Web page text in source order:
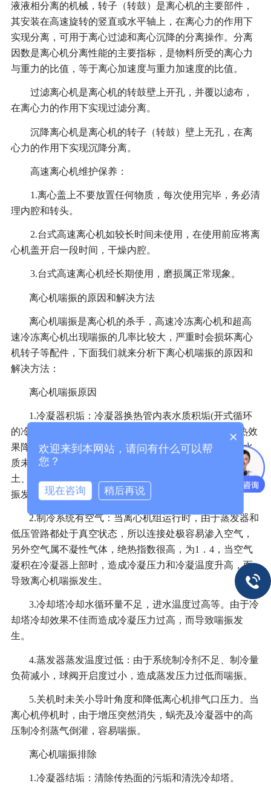
液液相分离的机械，转子（转鼓）是离心机的主要部件，
其安装在高速旋转的竖直或水平轴上，在离心力的作用下
实现分离，可用于离心过滤和离心沉降的分离操作。分离
因数是离心机分离性能的主要指标，是物料所受的离心力
与重力的比值，等于离心加速度与重力加速度的比值。
过滤离心机是离心机的转鼓壁上开孔，并覆以滤布，
在离心力的作用下实现过滤分离。
沉降离心机是离心机的转子（转鼓）壁上无孔，在离
心力的作用下实现沉降分离。
高速离心机维护保养：
1.离心盖上不要放置任何物质，每次使用完毕，务必清
理内腔和转头。
2.台式高速离心机如较长时间未使用，在使用前应将离
心机盖开启一段时间，干燥内腔。
3.台式高速离心机经长期使用，磨损属正常现象。
离心机喘振的原因和解决方法
离心机喘振是离心机的杀手，高速冷冻离心机和超高
速冷冻离心机出现喘振的几率比较大，严重时会损坏离心
机转子等配件，下面我们就来分析下离心机喘振的原因和
解决方法：
离心机喘振原因
1.冷凝器积垢：冷凝器换热管内表水质积垢(开式循环
的冷却水系统zui容易积垢)，而导致传热热阻增大，换热效
果降低，使冷凝温度升高或蒸发温度降低，另外，由于水
质未经处理和维护不善，同样造成换热管内表面沉积沙
土、杂质、藻类等物，造成冷凝压力升高而导致离心机喘
振发生。
2.制冷系统有空气：当离心机组运行时，由于蒸发器和
低压管路都处于真空状态，所以连接处极容易渗入空气，
另外空气属不凝性气体，绝热指数很高，为1．4，当空气
凝积在冷凝器上部时，造成冷凝压力和冷凝温度升高，而
导致离心机喘振发生。
3.冷却塔冷却水循环量不足，进水温度过高等。由于冷
却塔冷却效果不佳而造成冷凝压力过高，而导致喘振发
生。
4.蒸发器蒸发温度过低：由于系统制冷剂不足、制冷量
负荷减小，球阀开启度过小，造成蒸发压力过低而喘振。
5.关机时未关小导叶角度和降低离心机排气口压力。当
离心机停机时，由于增压突然消失，蜗壳及冷凝器中的高
压制冷剂蒸气倒灌，容易喘振。
离心机喘振排除
1.冷凝器结垢：清除传热面的污垢和清洗冷却塔。
×
欢迎来到本网站，请问有什么可以帮
您？
现在咨询 稍后再说